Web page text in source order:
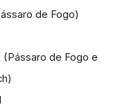
de Fogo)
(Pássaro de Fogo e